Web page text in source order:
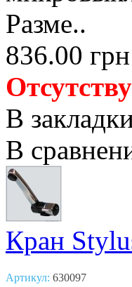
Разме..
836.00 грн
В
В
Кран
Артикул: 630097